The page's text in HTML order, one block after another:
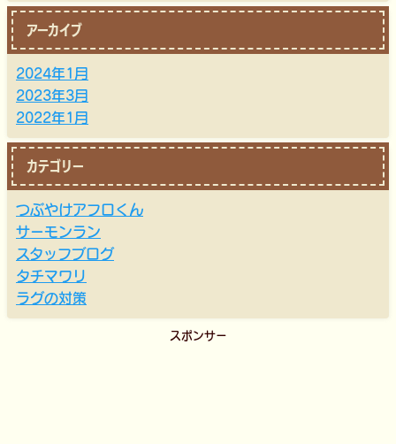
アーカイブ
2024年1月
2023年3月
2022年1月
カテゴリー
つぶやけアフロくん
サーモンラン
スタッフブログ
タチマワリ
ラグの対策
スポンサー